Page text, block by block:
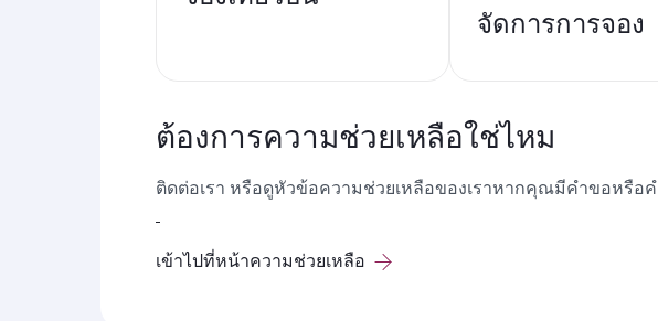
จัดการการจอง
ต้องการความช่วยเหลือใช่ไหม
ติดต่อเรา หรือดูหัวข้อความช่วยเหลือของเราหากคุณมีคำขอหรือค
เข้าไปที่หน้าความช่วยเหลือ